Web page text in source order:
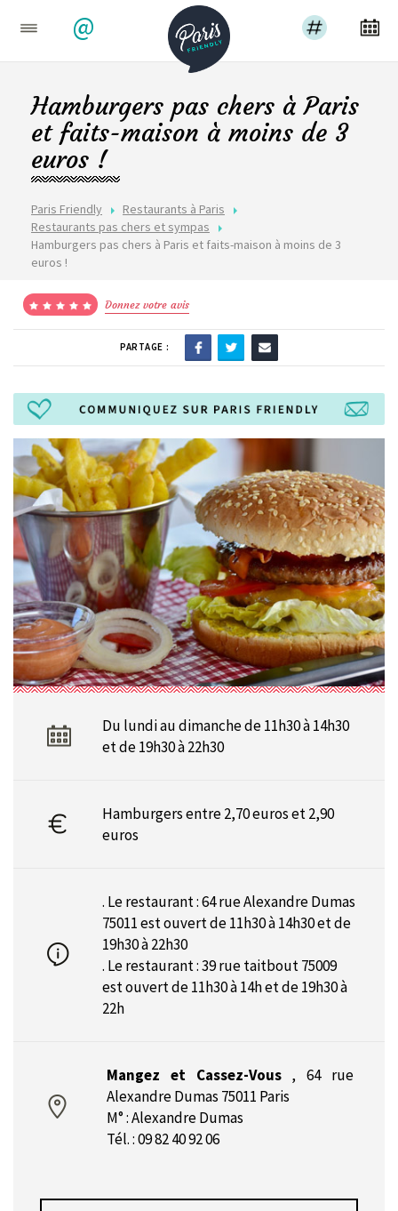
@
Paris Friendly
Restaurants à Paris
Restaurants pas chers et sympas
Hamburgers pas chers à Paris et faits-maison à moins de 3
euros !
Hamburgers pas chers à Paris
et faits-maison à moins de 3
euros !
Donnez votre avis
PARTAGE :
Du lundi au dimanche de 11h30 à 14h30
et de 19h30 à 22h30
Hamburgers entre 2,70 euros et 2,90
euros
. Le restaurant : 64 rue Alexandre Dumas
75011 est ouvert de 11h30 à 14h30 et de
19h30 à 22h30
. Le restaurant : 39 rue taitbout 75009
est ouvert de 11h30 à 14h et de 19h30 à
22h
Mangez et Cassez-Vous ,64 rue
Alexandre Dumas 75011 Paris
M° : Alexandre Dumas
Tél. : 09 82 40 92 06